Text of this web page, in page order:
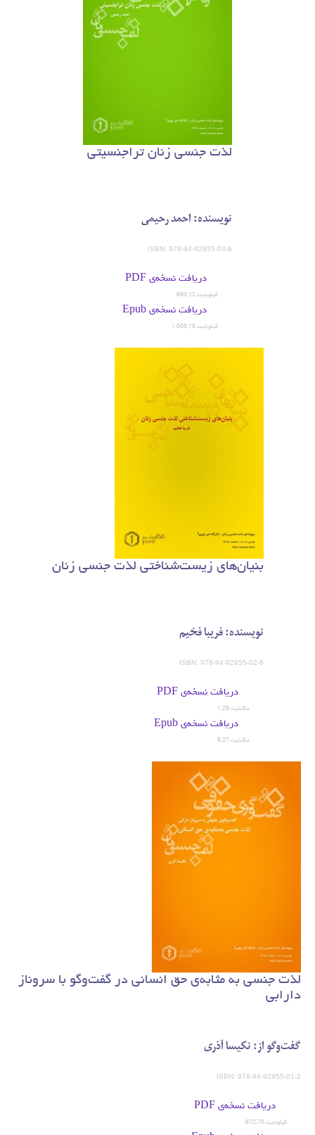
لذت جنسی زنان تراجنسیتی
نویسنده: احمد رحیمی
ISBN: 978-94-92955-03-6
دریافت نسخه‌ی PDF
690,12 کیلوبایت
دریافت نسخه‌ی Epub
1,008,15 کیلوبایت
بنیان‌های زیست‌شناختی لذت جنسی زنان
نویسنده: فریبا فخیم
ISBN: 978-94-92955-02-9
دریافت نسخه‌ی PDF
1,29 مگابایت
دریافت نسخه‌ی Epub
8,27 مگابایت
لذت جنسی به مثابه‌ی حق انسانی در گفت‌وگو با سروناز
دارابی
گفت‌وگو از: نکیسا آذری
ISBN: 978-94-92955-01-2
دریافت نسخه‌ی PDF
672,75 کیلوبایت